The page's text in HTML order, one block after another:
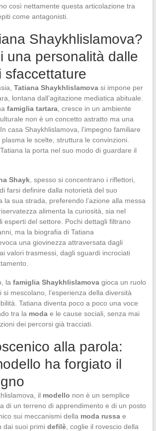
così nettamente questa articolazione tra
come antagonisti.
Shaykhlislamova?
una personalità dalle
sfaccettature
Tatiana Shaykhlislamovasi impone per
lontana dall’agitazione mediatica abituale.
famiglia tartara, cresce in un ambiente
non è un concetto astratto ma una
casa Shaykhlislamova, l’impegno familiare
le scelte, struttura le convinzioni.
la porta nel suo modo di guardare il
Shayk, spesso si concentrano i riflettori,
farsi definire dalla notorietà del suo
la sua strada, preferendo l’azione alla messa
alimenta la curiosità, sia nel
esperti del settore. Pochi dettagli filtrano
ma la biografia di Tatiana
una giovinezza attraversata dagli
valori trasmessi, dagli sguardi incrociati
la famiglia Shaykhlislamovagioca un ruolo
mescolano, l’esperienza della diversità
Tatiana diventa poco a poco una voce
tra la modae le cause sociali, senza mai
dei percorsi già tracciati.
alla parola:
ha forgiato il
il modello non è un semplice
di un terreno di apprendimento e di un posto
sui meccanismi della moda russae
dai suoi primi defilè, coglie il rovescio della